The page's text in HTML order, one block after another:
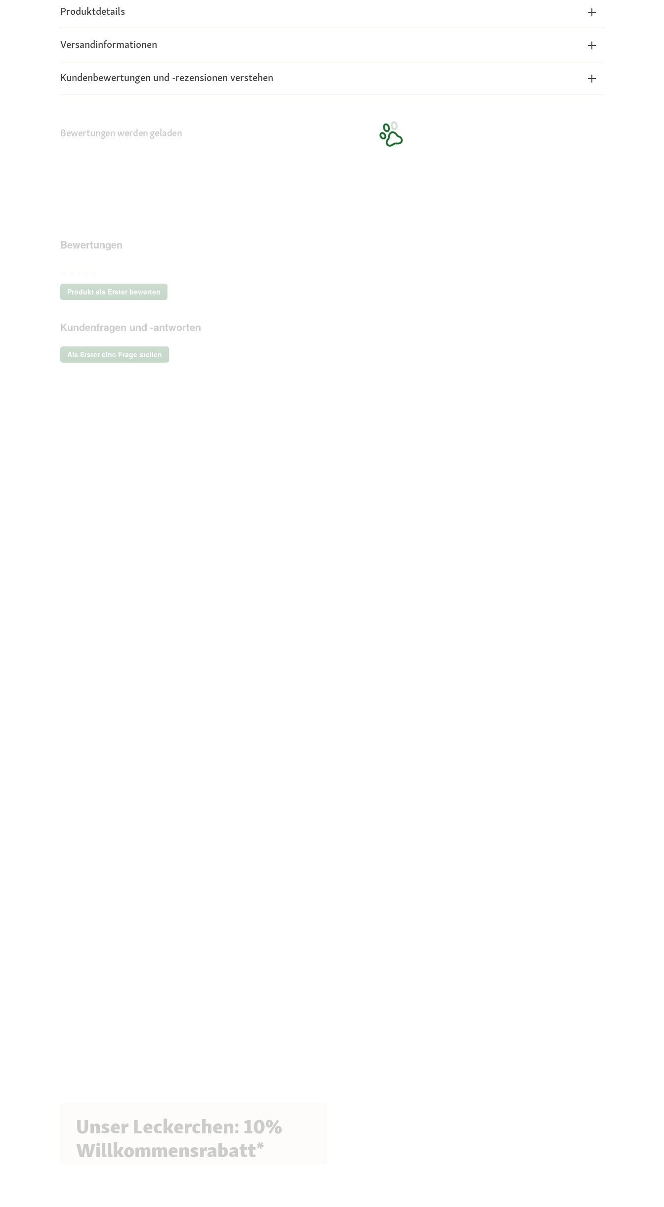
Produktdetails
Versandinformationen
Kundenbewertungen und -rezensionen verstehen
Bewertungen werden geladen
Bewertungen
Kein
Beurteilungswert
Produkt als Erster bewerten
.
Aktion
ein
modales
Kundenfragen und -antworten
Als Erster eine Frage stellen
Unser Leckerchen: 10%
Willkommensrabatt*